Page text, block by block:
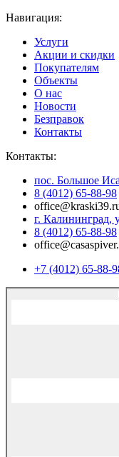
Навигация:
Услуги
Акции и скидки
Покупателям
Объекты
О нас
Новости
Безправок
Контакты
Контакты:
пос. Большое
8 (4012) 65-88-98
г. Калининград,
8 (4012) 65-88-98
+7 (4012) 65-88-